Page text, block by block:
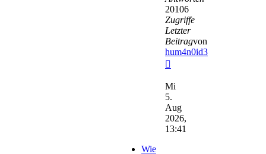
20106
Zugriffe
Letzter
Beitragvon
hum4n0id3
Beitrag
Mi
5.
Aug
2026,
13:41
Wie